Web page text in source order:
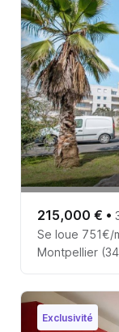
215,000 € •
Se loue 751€/
Montpellier
Exclusivité